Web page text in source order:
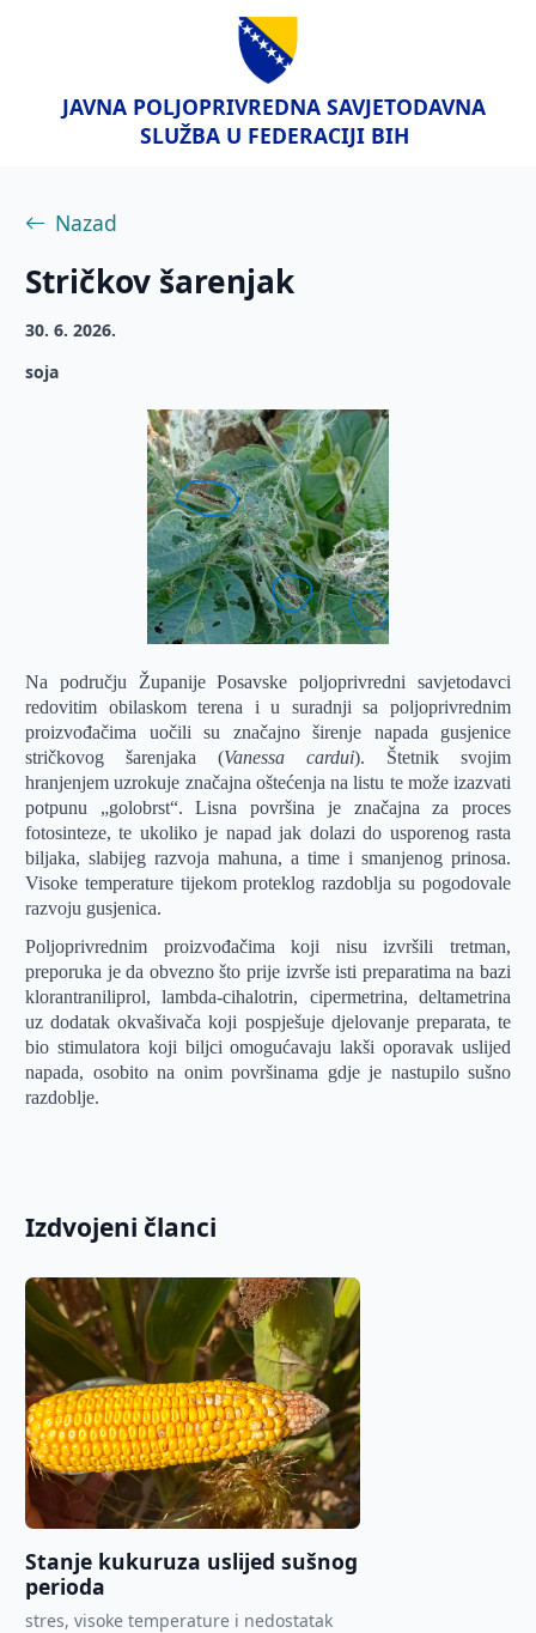
JAVNA POLJOPRIVREDNA SAVJETODAVNA
SLUŽBA U FEDERACIJI BIH
Nazad
Stričkov šarenjak
30. 6. 2026.
soja
Na području Županije Posavske poljoprivredni savjetodavci
redovitim obilaskom terena i u suradnji sa poljoprivrednim
proizvođačima uočili su značajno širenje napada gusjenice
stričkovog šarenjaka (Vanessa cardui). Štetnik svojim
hranjenjem uzrokuje značajna oštećenja na listu te može izazvati
potpunu „golobrst“. Lisna površina je značajna za proces
fotosinteze, te ukoliko je napad jak dolazi do usporenog rasta
biljaka, slabijeg razvoja mahuna, a time i smanjenog prinosa.
Visoke temperature tijekom proteklog razdoblja su pogodovale
razvoju gusjenica.
Poljoprivrednim proizvođačima koji nisu izvršili tretman,
preporuka je da obvezno što prije izvrše isti preparatima na bazi
klorantraniliprol, lambda-cihalotrin, cipermetrina, deltametrina
uz dodatak okvašivača koji pospješuje djelovanje preparata, te
bio stimulatora koji biljci omogućavaju lakši oporavak uslijed
napada, osobito na onim površinama gdje je nastupilo sušno
razdoblje.
Izdvojeni članci
Stanje kukuruza uslijed sušnog
perioda
stres, visoke temperature i nedostatak